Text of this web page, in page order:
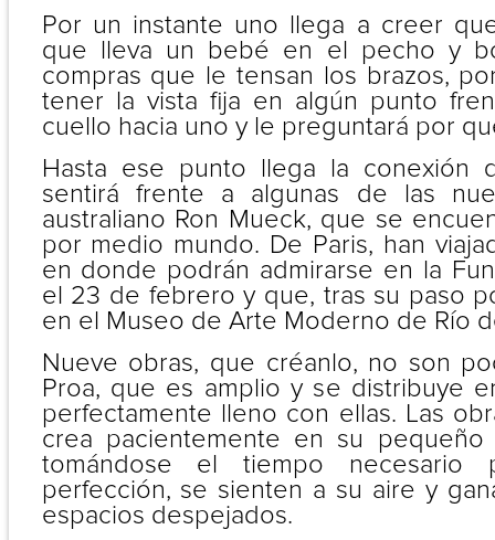
Por un instante uno llega a creer
que lleva un bebé en el pecho y
compras que le tensan los brazos,
tener la vista fija en algún punto
cuello hacia uno y le preguntará por
Hasta ese punto llega la conexión
sentirá frente a algunas de las
australiano Ron Mueck, que se
por medio mundo. De Paris, han
en donde podrán admirarse en la
el 23 de febrero y que, tras su paso
en el Museo de Arte Moderno de Río
Nueve obras, que créanlo, no son
Proa, que es amplio y se distribuye
perfectamente lleno con ellas. Las
crea pacientemente en su
tomándose el tiempo
perfección, se sienten a su aire y
espacios despejados.